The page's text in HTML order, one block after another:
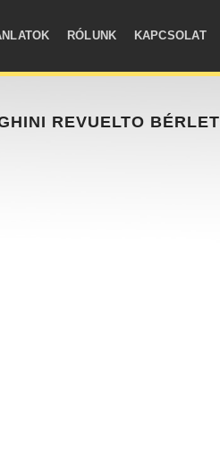
RÓLUNK KAPCSOLAT
REVUELTO BÉRLET